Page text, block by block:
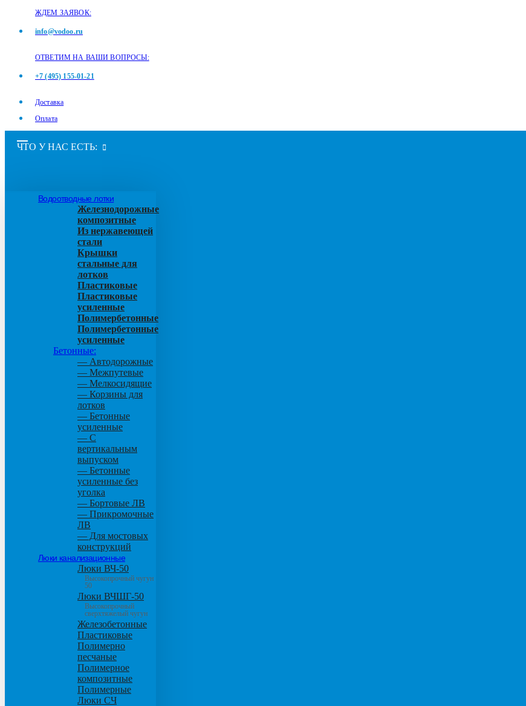
ЖДЕМ ЗАЯВОК:
info@vodoo.ru
ОТВЕТИМ НА ВАШИ ВОПРОСЫ:
+7 (495) 155-01-21
Доставка
Оплата
ЧТО У НАС ЕСТЬ:
Водоотводные лотки
Железнодорожные
композитные
Из нержавеющей
стали
Крышки
стальные для
лотков
Пластиковые
Пластиковые
усиленные
Полимербетонные
Полимербетонные
усиленные
Бетонные:
— Автодорожные
— Межпутевые
— Мелкосидящие
— Корзины для
лотков
— Бетонные
усиленные
— С
вертикальным
выпуском
— Бетонные
усиленные без
уголка
— Бортовые ЛВ
— Прикромочные
ЛВ
— Для мостовых
конструкций
Люки канализационные
Люки ВЧ-50
Высокопрочный чугун
50
Люки ВЧШГ-50
Высокопрочный
сверхтяжелый чугун
Железобетонные
Пластиковые
Полимерно
песчаные
Полимерное
композитные
Полимерные
Люки СЧ